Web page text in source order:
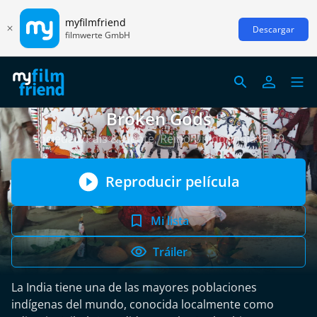
myfilmfriend
filmwerte GmbH Descargar
Broken Gods
Sociedad/País & Gente, Reino Unido/India 2019
Reproducir película
Mi lista
Tráiler
La India tiene una de las mayores poblaciones
indígenas del mundo, conocida localmente como